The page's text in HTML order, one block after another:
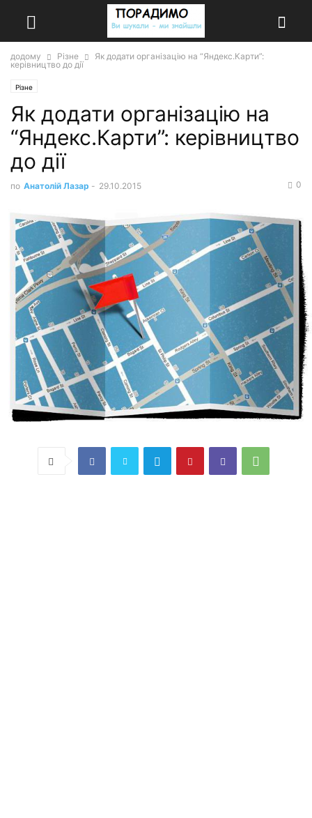
додому Різне
Як додати організацію на “Яндекс.Карти”:
керівництво до дії
Різне
Як додати організацію на
“Яндекс.Карти”: керівництво
до дії
по Анатолій Лазар - 29.10.2015 0